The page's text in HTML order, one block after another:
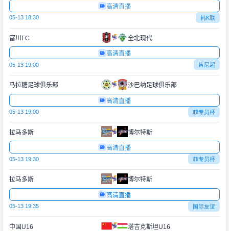
高清直播
05-13 18:30 韩K联
富川FC 全北现代
高清直播
05-13 19:00 肯尼超
马拉糖足球俱乐部 沙巴纳足球俱乐部
高清直播
05-13 19:00 菲专员杯
拉马多斯 博尔特斯
高清直播
05-13 19:30 菲专员杯
拉马多斯 博尔特斯
高清直播
05-13 19:35 国际友谊
中国U16 塔吉克斯坦U16